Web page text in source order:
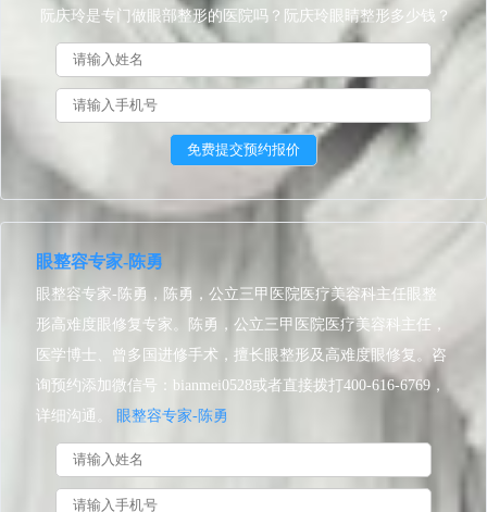
阮庆玲是专门做眼部整形的医院吗？阮庆玲眼睛整形多少钱？
眼整容专家-陈勇
眼整容专家-陈勇，陈勇，公立三甲医院医疗美容科主任眼整
形高难度眼修复专家。陈勇，公立三甲医院医疗美容科主任，
医学博士、曾多国进修手术，擅长眼整形及高难度眼修复。咨
询预约添加微信号：bianmei0528或者直接拨打400-616-6769，
详细沟通。
眼整容专家-陈勇